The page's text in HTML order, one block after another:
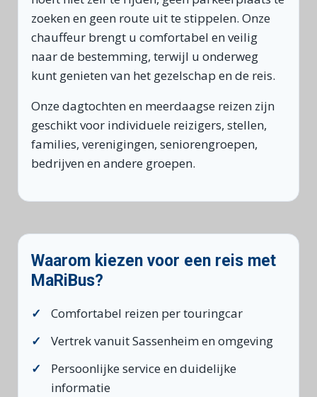
zoeken en geen route uit te stippelen. Onze
chauffeur brengt u comfortabel en veilig
naar de bestemming, terwijl u onderweg
kunt genieten van het gezelschap en de reis.
Onze dagtochten en meerdaagse reizen zijn
geschikt voor individuele reizigers, stellen,
families, verenigingen, seniorengroepen,
bedrijven en andere groepen.
Waarom kiezen voor een reis met
MaRiBus?
Comfortabel reizen per touringcar
Vertrek vanuit Sassenheim en omgeving
Persoonlijke service en duidelijke
informatie